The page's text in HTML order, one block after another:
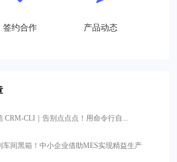
签约合作 产品动态
CRM-CLI｜告别点点点！用命令行自...
车间黑箱！中小企业借助MES实现精益生产